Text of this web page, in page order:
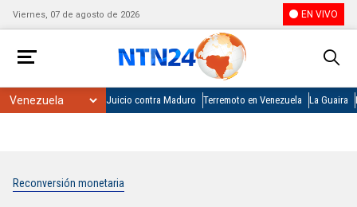
Viernes, 07 de agosto de 2026 EN VIVO
Juicio contra Maduro Terremoto en Venezuela La Guaira
Reconversión monetaria